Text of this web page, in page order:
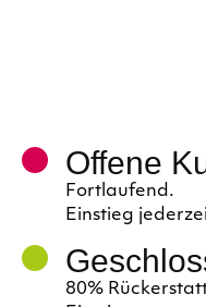
Offene
Fortlaufend.
Einstieg
80%